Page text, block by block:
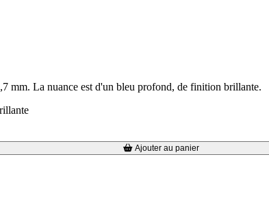
mm. La nuance est d'un bleu profond, de finition brillante.
Ajouter au panier